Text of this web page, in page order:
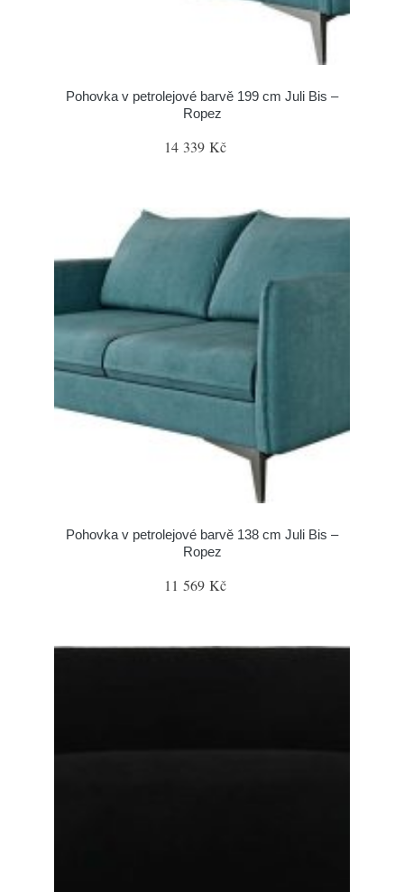
Pohovka v petrolejové barvě 199 cm Juli Bis –
Ropez
14 339 Kč
Pohovka v petrolejové barvě 138 cm Juli Bis –
Ropez
11 569 Kč